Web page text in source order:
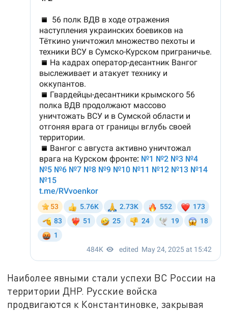
Наиболее явными стали успехи ВС России на
территории ДНР. Русские войска
продвигаются к Константиновке, закрывая